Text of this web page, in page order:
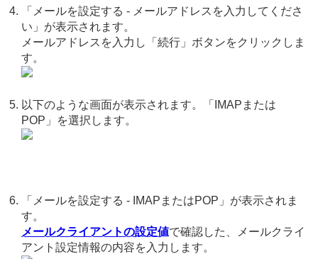
「メールを設定する - メールアドレスを入力してくださ
い」が表示されます。
メールアドレスを入力し「続行」ボタンをクリックしま
す。
以下のような画面が表示されます。「IMAPまたは
POP」を選択します。
「メールを設定する - IMAPまたはPOP」が表示されま
す。
メールクライアントの設定値で確認した、メールクライ
アント設定情報の内容を入力します。